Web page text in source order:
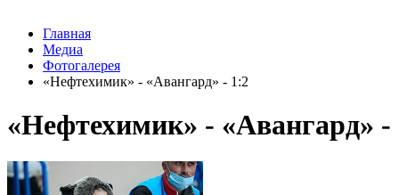
Главная
Медиа
Фотогалерея
«Нефтехимик» - «Авангард» - 1:2
«Нефтехимик» - «Авангард» -